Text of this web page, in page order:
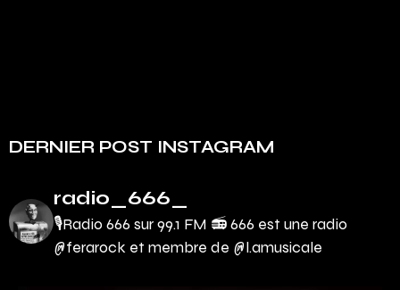
DERNIER POST INSTAGRAM
radio_666_
🎙Radio 666 sur 99.1 FM 📻666 est une radio
@ferarock et membre de @l.amusicale